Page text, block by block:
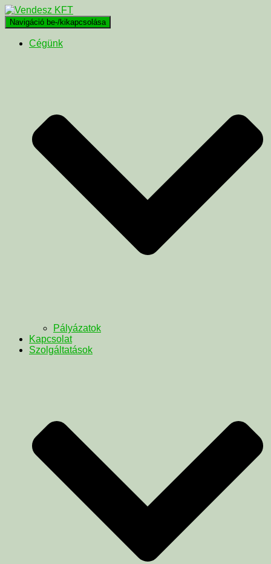
Navigáció be-/kikapcsolása
Cégünk
Pályázatok
Kapcsolat
Szolgáltatások